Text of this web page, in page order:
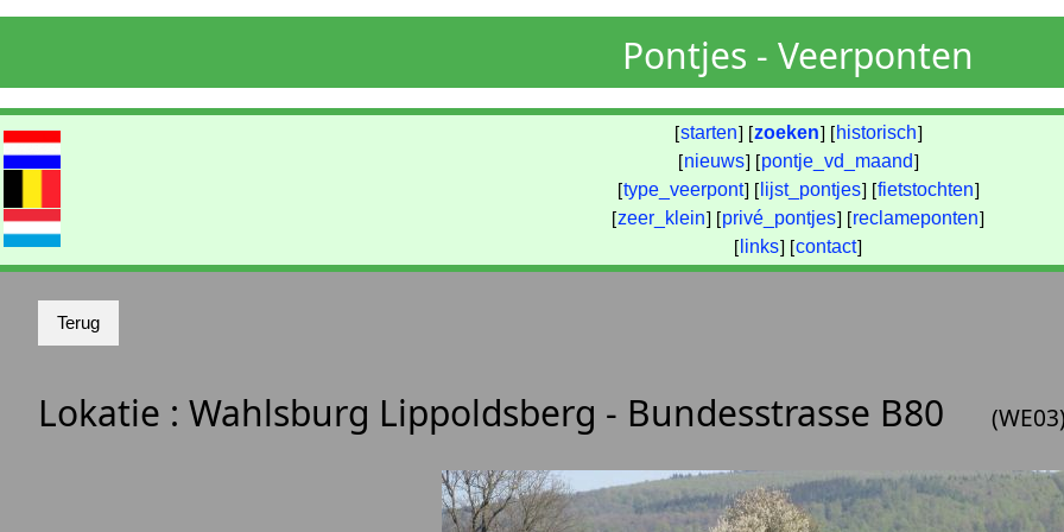
Pontjes - Veerponten
[starten] [zoeken] [ historisch]
[nieuws] [pontje_vd_maand]
[type_veerpont] [ lijst_pontjes] [fietstochten]
[zeer_klein] [privé_pontjes] [reclameponten]
[ links] [contact]
Lokatie : Wahlsburg Lippoldsberg - Bundesstrasse B80